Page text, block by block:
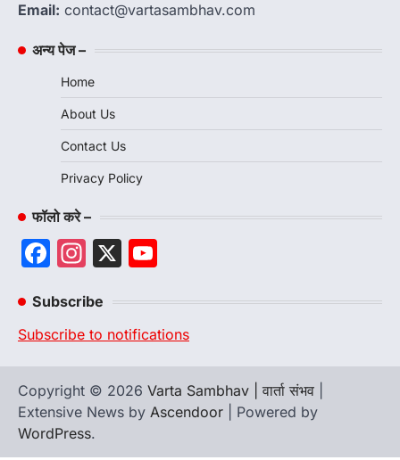
Email: contact@vartasambhav.com
अन्य पेज –
Home
About Us
Contact Us
Privacy Policy
फॉलो करे –
Facebook
Instagram
X
Subscribe
Subscribe to notifications
Copyright © 2026 Varta Sambhav | वार्ता संभव
Extensive News by Ascendoor | Powered by
WordPress.